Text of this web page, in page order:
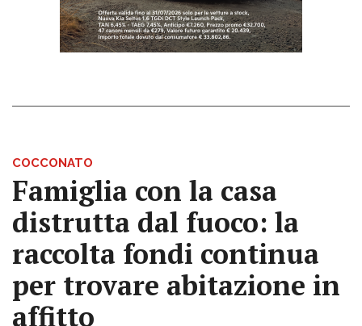
COCCONATO
Famiglia con la casa
distrutta dal fuoco: la
raccolta fondi continua
per trovare abitazione in
affitto